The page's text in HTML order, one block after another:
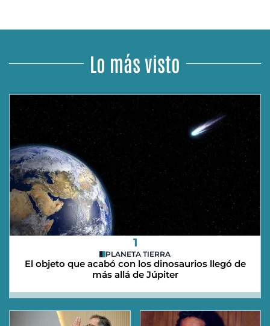
Lo más visto
1
PLANETA TIERRA
El objeto que acabó con los dinosaurios llegó de
más allá de Júpiter